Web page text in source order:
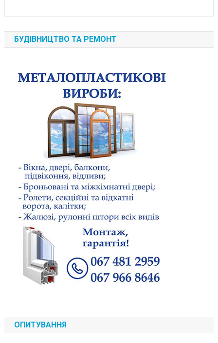
БУДІВНИЦТВО ТА РЕМОНТ
ОПИТУВАННЯ